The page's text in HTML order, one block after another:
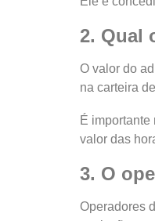
2. Qual
O valor do
na carteira
É
valor das
3. O
Operadores